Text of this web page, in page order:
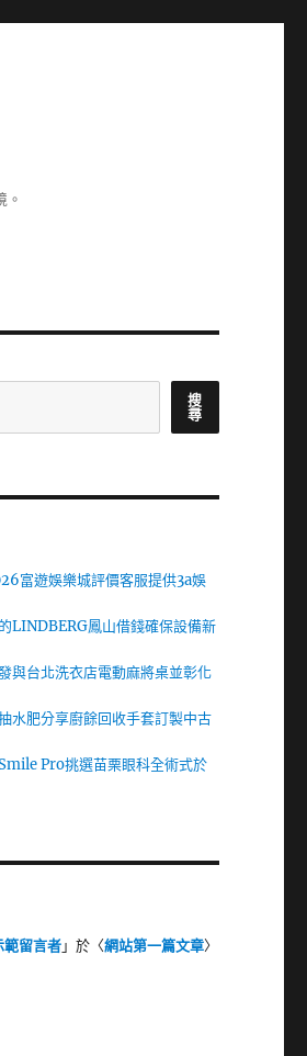
。
搜
尋
富遊娛樂城評價客服提供3a娛
LINDBERG鳳山借錢確保設備新
與台北洗衣店電動麻將桌並彰化
水肥分享廚餘回收手套訂製中古
Pro挑選苗栗眼科全術式於
留言者」於〈網站第一篇文章〉